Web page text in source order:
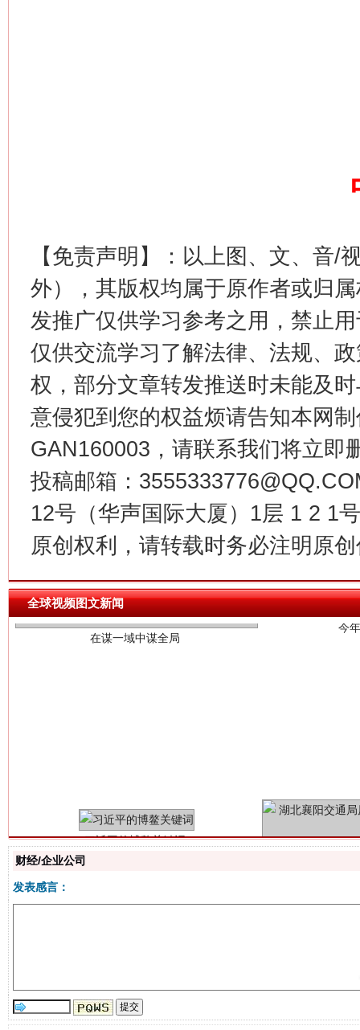
【免责声明】：以上图、文、音/
外），其版权均属于原作者或归
发推广仅供学习参考之用，禁止
仅供交流学习了解法律、法规、
权，部分文章转发推送时未能及
意侵犯到您的权益烦请告知本网
GAN160003，请联系我们将立即
投稿邮箱：
12号（华声国际大厦）1层 1 2 1
原创权利，请转载时务必注明原
全球视频图文新闻
这是一记警钟！ 谢
在谋一域中谋全局
今
财经/企业公司
发表感言：